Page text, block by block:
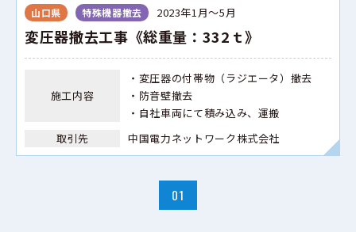
山口県 特殊機器撤去 2023年1月～5月
変圧器撤去工事《総重量：332ｔ》
施工内容
・変圧器の付帯物（ラジエータ）撤去
・防音壁撤去
・自社車両にて積み込み、運搬
取引先
中国電力ネットワーク株式会社
01